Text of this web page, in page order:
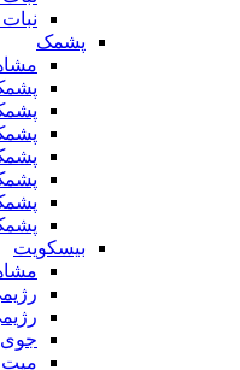
پشمک
پشمک
پشمک
پشمک
بیسکویت
جوی